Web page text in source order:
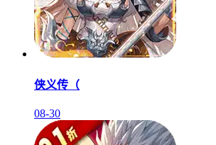
侠义传（
08-30